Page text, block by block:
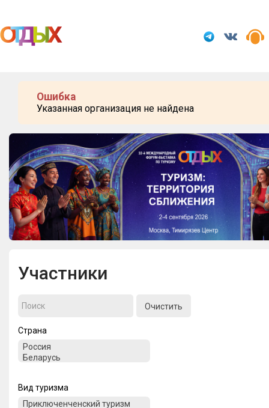
Ошибка
Указанная организация не найдена
Участники
Очистить
Страна
Вид туризма
О сервисе
Контакты
Организаторам
СПРАВКА
Посетителям